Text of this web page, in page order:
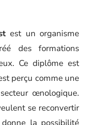
est un organisme
des formations
Ce diplôme est
perçu comme une
œnologique.
se reconvertir